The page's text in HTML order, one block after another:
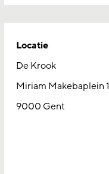
Locatie
De Krook
Miriam Makebaplein 1
9000 Gent